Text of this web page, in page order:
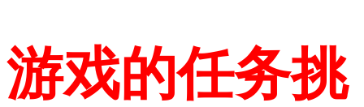
游戏的任务挑